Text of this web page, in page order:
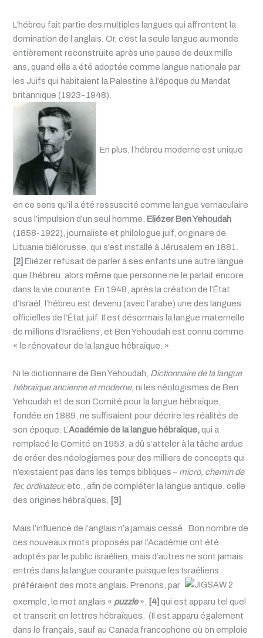
L’hébreu fait partie des multiples langues qui affrontent la
domination de l’anglais. Or, c’est la seule langue au monde
entièrement reconstruite après une pause de deux mille
ans, quand elle a été adoptée comme langue nationale par
les Juifs qui habitaient la Palestine à l’époque du Mandat
britannique (1923-1948).
En plus, l’hébreu moderne est unique
en ce sens qu’il a été ressuscité comme langue vernaculaire
sous l’impulsion d’un seul homme, Eliézer Ben Yehoudah
(1858-1922), journaliste et philologue juif, originaire de
Lituanie biélorusse, qui s’est installé à Jérusalem en 1881.
[2] Eliézer refusait de parler à ses enfants une autre langue
que l’hébreu, alors même que personne ne le parlait encore
dans la vie courante. En 1948, après la création de l’État
d’Israël, l’hébreu est devenu (avec l’arabe) une des langues
officielles de l’État juif. Il est désormais la langue maternelle
de millions d’Israéliens, et Ben Yehoudah est connu comme
« le rénovateur de la langue hébraïque. »
Ni le dictionnaire de Ben Yehoudah, Dictionnaire de la langue
hébraïque ancienne et moderne,ni les néologismes de Ben
Yehoudah et de son Comité pour la langue hébraïque,
fondée en 1889, ne suffisaient pour décrire les réalités de
son époque. L’Académie de la langue hébraïque,qui a
remplacé le Comité en 1953, a dû s’atteler à la tâche ardue
de créer des néologismes pour des milliers de concepts qui
n’existaient pas dans les temps bibliques – micro, chemin de
fer, ordinateur,etc., afin de compléter la langue antique, celle
des origines hébraïques. [3]
Mais l’influence de l’anglais n’a jamais cessé. Bon nombre de
ces nouveaux mots proposés par l’Académie ont été
adoptés par le public israélien, mais d’autres ne sont jamais
entrés dans la langue courante puisque les Israéliens
préféraient des mots anglais. Prenons, par
exemple, le mot anglais « puzzle», [4] qui est apparu tel quel
et transcrit en lettres hébraïques. (Il est apparu également
dans le français, sauf au Canada francophone où on emploie